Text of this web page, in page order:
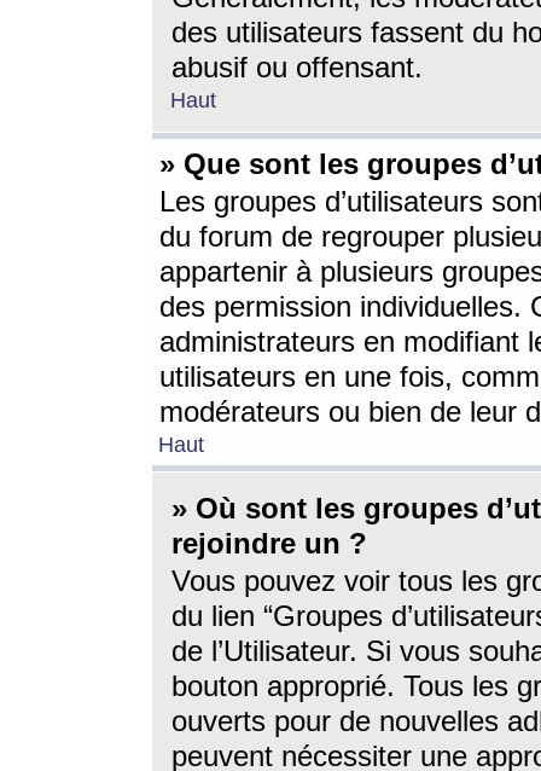
des utilisateurs fassent du
abusif ou offensant.
Haut
» Que sont les groupes
Les groupes d’utilisateurs
du forum de regrouper
appartenir à plusieurs
des permission individuelles.
administrateurs en modifiant
utilisateurs en une fois,
modérateurs ou bien de leur
Haut
» Où sont les groupes
rejoindre un ?
Vous pouvez voir tous les
du lien “Groupes
de l’Utilisateur. Si vous
bouton approprié. Tous les
ouverts pour de nouvelles
peuvent nécessiter une